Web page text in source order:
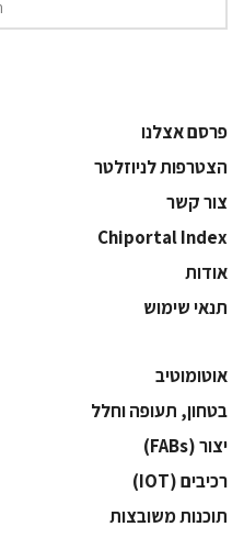
פרסם אצלנו
הצטרפות לניוזלטר
צור קשר
Chiportal Index
אודות
תנאי שימוש
אוטומוטיב
בטחון, תעופה וחלל
‫יצור (‪(FABs‬‬
‫רכיבים‬ (IOT)
‫תוכנות משובצות‬